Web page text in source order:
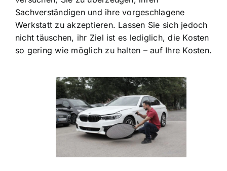
Sachverständigen und ihre vorgeschlagene
Werkstatt zu akzeptieren. Lassen Sie sich jedoch
nicht täuschen, ihr Ziel ist es lediglich, die Kosten
so gering wie möglich zu halten – auf Ihre Kosten.